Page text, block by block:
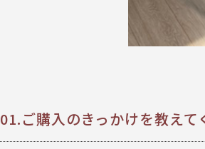
01.ご購入のきっかけを教えて